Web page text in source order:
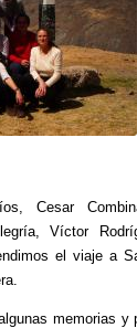
Cesar
Víctor
el viaje a
memorias y